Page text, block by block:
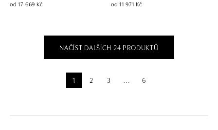
od 17 669 Kč od 11 971 Kč
NAČÍST DALŠÍCH 24 PRODUKTŮ
1 2 3 ⋯ 6